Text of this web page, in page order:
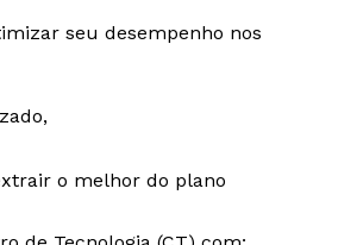
seu desempenho nos
o melhor do plano